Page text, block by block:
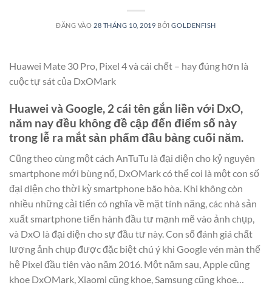
ĐĂNG VÀO 28 THÁNG 10, 2019 BỞIGOLDENFISH
Huawei Mate 30 Pro, Pixel 4 và cái chết – hay đúng hơn là
cuộc tự sát của DxOMark
Huawei và Google, 2 cái tên gắn liền với DxO,
năm nay đều không đề cập đến điểm số này
trong lễ ra mắt sản phẩm đầu bảng cuối năm.
Cũng theo cùng một cách AnTuTu là đại diện cho kỷ nguyên
smartphone mới bùng nổ, DxOMark có thể coi là một con số
đại diện cho thời kỳ smartphone bão hòa. Khi không còn
nhiều những cải tiến có nghĩa về mặt tính năng, các nhà sản
xuất smartphone tiến hành đầu tư mạnh mẽ vào ảnh chụp,
và DxO là đại diện cho sự đầu tư này. Con số đánh giá chất
lượng ảnh chụp được đặc biệt chú ý khi Google vén màn thế
hệ Pixel đầu tiên vào năm 2016. Một năm sau, Apple cũng
khoe DxOMark, Xiaomi cũng khoe, Samsung cũng khoe…